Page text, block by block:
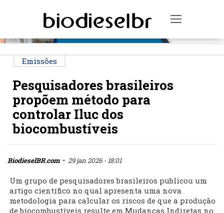
Toggle
Emissões
Pesquisadores brasileiros
propõem método para
controlar Iluc dos
biocombustíveis
BiodieselBR.com- 29 jan 2026 - 18:01
Um grupo de pesquisadores brasileiros publicou um
artigo científico no qual apresenta uma nova
metodologia para calcular os riscos de que a produção
de biocombustíveis resulte em Mudanças Indiretas no